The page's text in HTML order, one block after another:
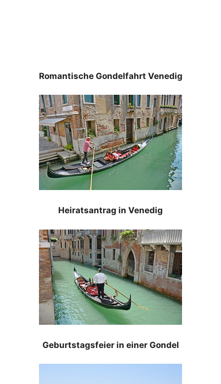
Romantische Gondelfahrt Venedig
Heiratsantrag in Venedig
Geburtstagsfeier in einer Gondel